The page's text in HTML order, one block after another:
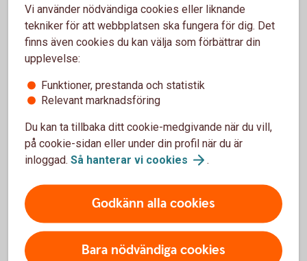
Hur ser jag att jag har betalat med
Expressbetalning?
Vad är referensnummer?
Expressbetalningen?
För att se detta innehåll behöver du först
och statistik.
Vi använder nödvändiga cookies eller liknande
tekniker för att webbplatsen ska fungera för dig. Det
finns även cookies du kan välja som förbättrar din
upplevelse:
Funktioner, prestanda och statistik
Relevant marknadsföring
Du kan ta tillbaka ditt cookie-medgivande när du vill,
på cookie-sidan eller under din profil när du är
inloggad. Så hanterar vi cookies .
Godkänn alla cookies
Bara nödvändiga cookies